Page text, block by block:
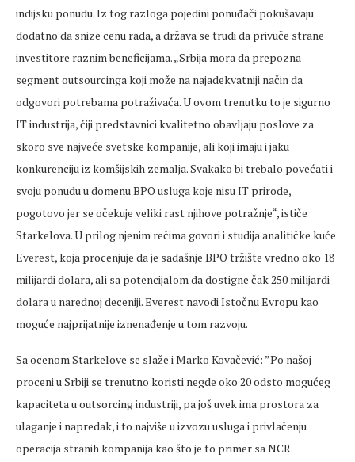
indijsku ponudu. Iz tog razloga pojedini ponuđači pokušavaju
dodatno da snize cenu rada, a država se trudi da privuče strane
investitore raznim beneficijama. „Srbija mora da prepozna
segment outsourcinga koji može na najadekvatniji način da
odgovori potrebama potraživača. U ovom trenutku to je sigurno
IT industrija, čiji predstavnici kvalitetno obavljaju poslove za
skoro sve najveće svetske kompanije, ali koji imaju i jaku
konkurenciju iz komšijskih zemalja. Svakako bi trebalo povećati i
svoju ponudu u domenu BPO usluga koje nisu IT prirode,
pogotovo jer se očekuje veliki rast njihove potražnje“, ističe
Starkelova. U prilog njenim rečima govori i studija analitičke kuće
Everest, koja procenjuje da je sadašnje BPO tržište vredno oko 18
milijardi dolara, ali sa potencijalom da dostigne čak 250 milijardi
dolara u narednoj deceniji. Everest navodi Istočnu Evropu kao
moguće najprijatnije iznenađenje u tom razvoju.
Sa ocenom Starkelove se slaže i Marko Kovačević: ”Po našoj
proceni u Srbiji se trenutno koristi negde oko 20 odsto mogućeg
kapaciteta u outsorcing industriji, pa još uvek ima prostora za
ulaganje i napredak, i to najviše u izvozu usluga i privlačenju
operacija stranih kompanija kao što je to primer sa NCR.